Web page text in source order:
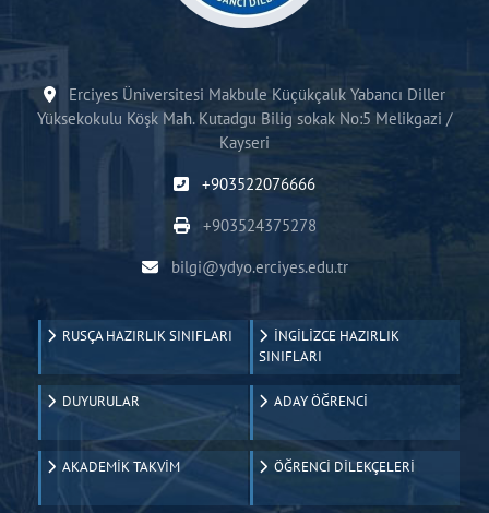
Erciyes Üniversitesi Makbule Küçükçalık Yabancı Diller
Yüksekokulu Köşk Mah. Kutadgu Bilig sokak No:5 Melikgazi /
Kayseri
+903522076666
+903524375278
bilgi@ydyo.erciyes.edu.tr
RUSÇA HAZIRLIK SINIFLARI
İNGİLİZCE HAZIRLIK
SINIFLARI
DUYURULAR ADAY ÖĞRENCİ
AKADEMİK TAKVİM ÖĞRENCİ DİLEKÇELERİ